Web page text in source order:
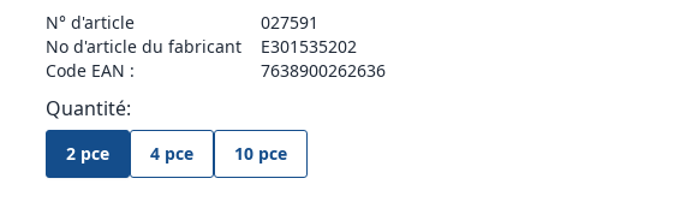
N° d'article
027591
No d'article du fabricant
E301535202
Code EAN :
7638900262636
Quantité:
2 pce 4 pce 10 pce